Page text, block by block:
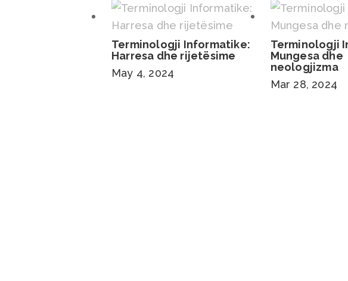
Terminologji Informatike:
Harresa dhe rijetësime
May 4, 2024
Terminologji
Mungesa dhe
neologjizma
Mar 28, 2024